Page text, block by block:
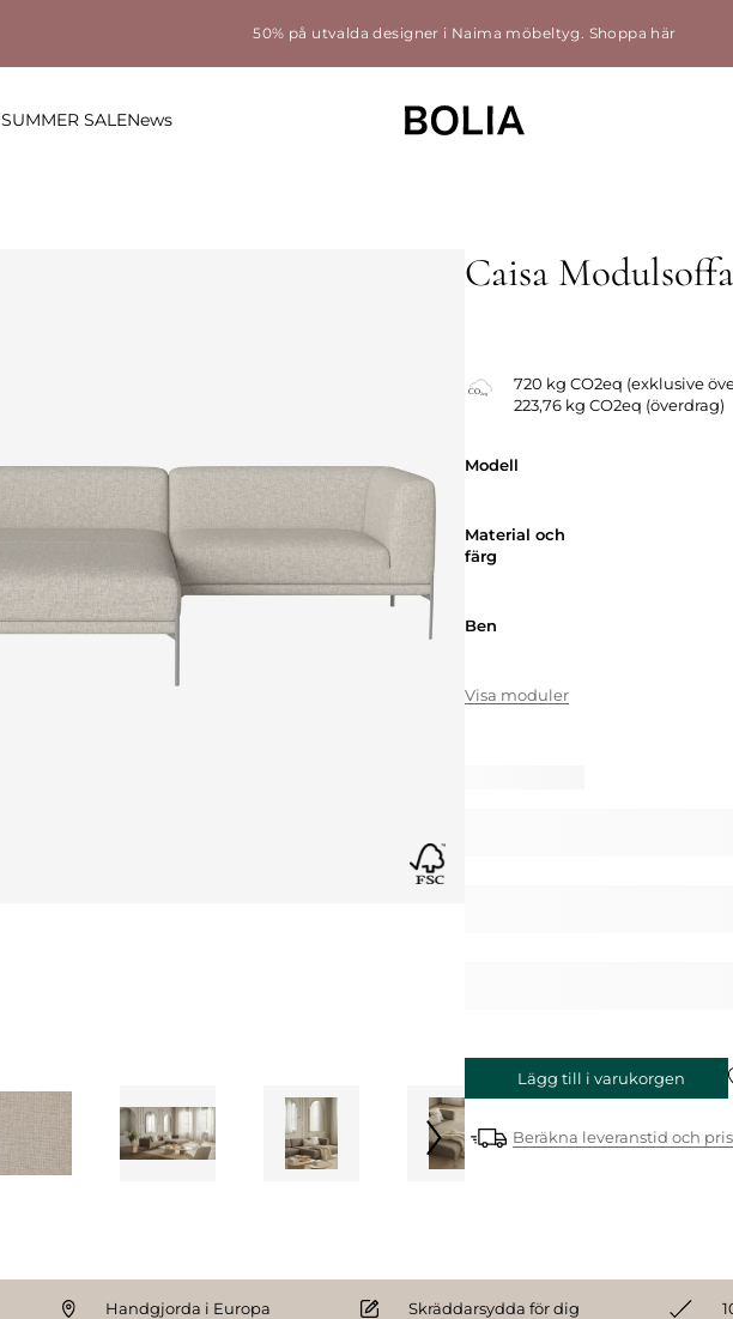
50% på utvalda designer i Naima möbeltyg. Shoppa här
SUMMER SALENews
Caisa
720 kg CO2eq (exklusive
223,76 kg CO2eq (överdrag)
Modell
Material och
färg
Ben
Visa moduler
Lägg till i varukorgen
Beräkna leveranstid och pris
Handgjorda i Europa Skräddarsydda för dig